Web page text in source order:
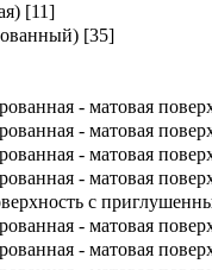
[11]
[35]
- матовая
- матовая
- матовая
- матовая
с
- матовая
- матовая